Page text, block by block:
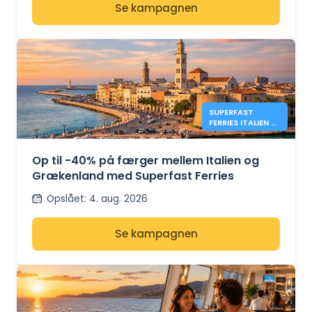
Se kampagnen
SUPERFAST
FERRIES ITALIEN –
GRÆKENLAND:
Op til -40% på færger mellem Italien og
Grækenland med Superfast Ferries
Opslået: 4. aug. 2026
Se kampagnen